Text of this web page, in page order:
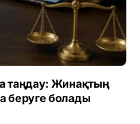
таңдау: Жинақтың
беруге болады